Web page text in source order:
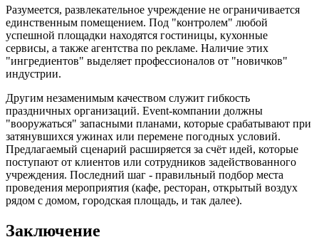
Разумеется, развлекательное учреждение не ограничивается
единственным помещением. Под "контролем" любой
успешной площадки находятся гостиницы, кухонные
сервисы, а также агентства по рекламе. Наличие этих
"ингредиентов" выделяет профессионалов от "новичков"
индустрии.
Другим незаменимым качеством служит гибкость
праздничных организаций. Event-компании должны
"вооружаться" запасными планами, которые срабатывают при
затянувшихся ужинах или перемене погодных условий.
Предлагаемый сценарий расширяется за счёт идей, которые
поступают от клиентов или сотрудников задействованного
учреждения. Последний шаг - правильный подбор места
проведения мероприятия (кафе, ресторан, открытый воздух
рядом с домом, городская площадь, и так далее).
Заключение